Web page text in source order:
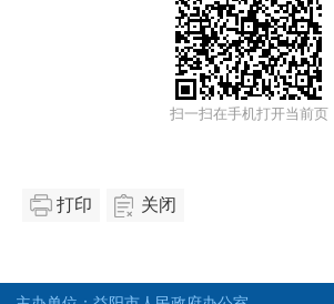
扫一扫在手机打开当前页
打印 关闭